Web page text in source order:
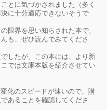
とに気づかされました（多く
に十分適応できないそうで
限界を思い知らされた本で、
も、ぜひ読んでみてくださ
したが、この本には、より新
では文庫本版を紹介させてい
化のスピードが速いので、購
あることを確認してくださ